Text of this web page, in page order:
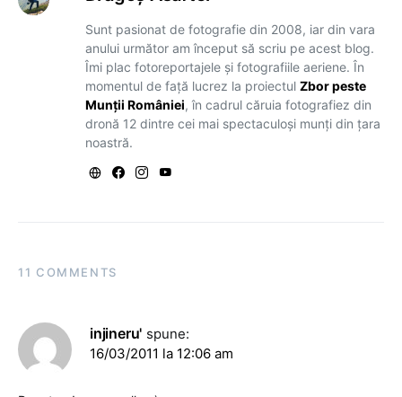
Sunt pasionat de fotografie din 2008, iar din vara
anului următor am început să scriu pe acest blog.
Îmi plac fotoreportajele și fotografiile aeriene. În
momentul de față lucrez la proiectul Zbor peste
Munții României, în cadrul căruia fotografiez din
dronă 12 dintre cei mai spectaculoși munți din țara
noastră.
11 COMMENTS
injineru' spune:
16/03/2011 la 12:06 am